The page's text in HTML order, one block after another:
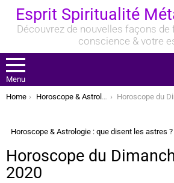
Esprit Spiritualité
Découvrez de nouvelles façons
conscience & votre
Menu
You are here:
Home Horoscope & Astrologie : que disent les astres ? Horoscope du Dimanche 17 Mai
Horoscope & Astrologie : que disent les astres ?
Horoscope du
2020